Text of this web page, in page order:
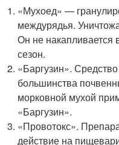
«Мухоед» —
междурядья.
Он не накапливается
сезон.
«Баргузин».
большинства
морковной мухой
«Баргузин».
«Провотокс».
действие на